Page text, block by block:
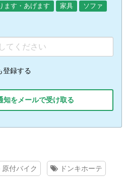
ます・あげます 家具
ソファ
登録する
をメールで受け取る
原付バイク ドンキホーテ